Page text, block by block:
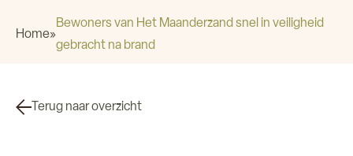
Bij u thuis
Dagbesteding
Home»
Bewoners van Het Maanderzand snel in veiligheid
gebracht na brand
Terug naar overzicht